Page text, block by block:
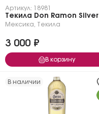
Артикул: 18981
Текила Don Ramon Silver
Мексика Текила
3 000 ₽
В корзину
В наличии